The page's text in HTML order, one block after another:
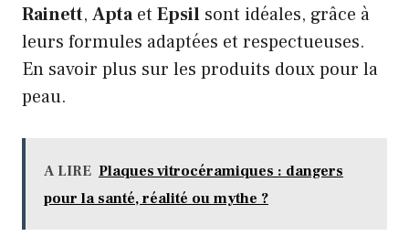
Rainett, Aptaet Epsil sont idéales, grâce à
leurs formules adaptées et respectueuses.
En savoir plus sur les produits doux pour la
peau.
A LIRE Plaques vitrocéramiques : dangers
pour la santé, réalité ou mythe ?